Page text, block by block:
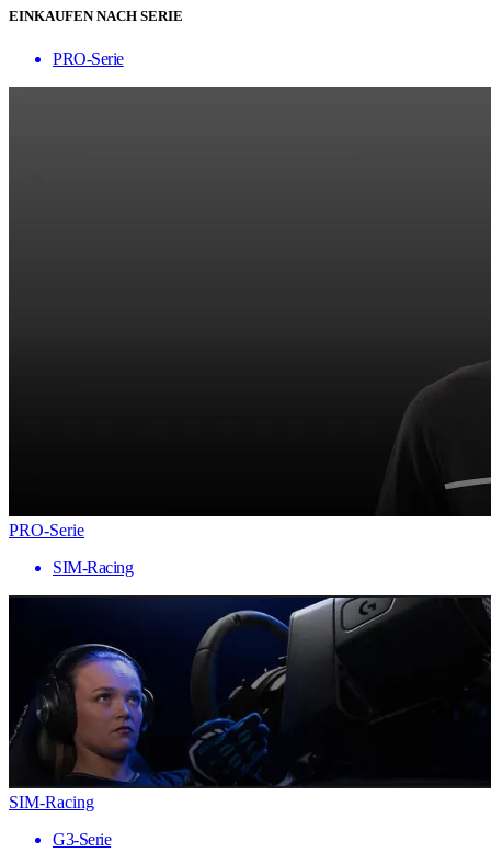
EINKAUFEN NACH SERIE
PRO-Serie
PRO-Serie
SIM-Racing
SIM-Racing
G3-Serie